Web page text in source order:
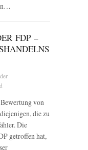
FDP –
von
die zu
Die
getroffen hat,